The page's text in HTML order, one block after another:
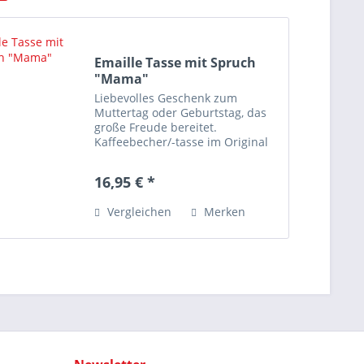
Emaille Tasse mit Spruch
"Mama"
Liebevolles Geschenk zum
Muttertag oder Geburtstag, das
große Freude bereitet.
Kaffeebecher/-tasse im Original
GmbH Die Tasse mit dem Spruch
für die...
16,95 € *
Vergleichen Merken